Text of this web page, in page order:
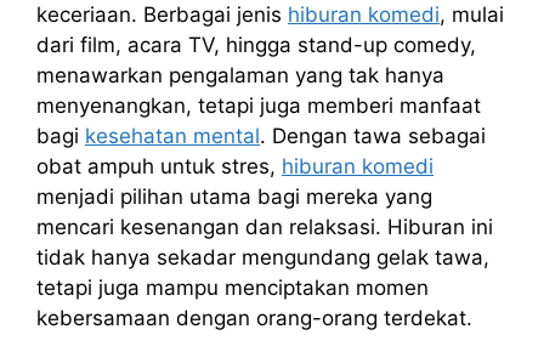
keceriaan. Berbagai jenis hiburan komedi, mulai
dari film, acara TV, hingga stand-up comedy,
menawarkan pengalaman yang tak hanya
menyenangkan, tetapi juga memberi manfaat
bagi kesehatan mental. Dengan tawa sebagai
obat ampuh untuk stres, hiburan komedi
menjadi pilihan utama bagi mereka yang
mencari kesenangan dan relaksasi. Hiburan ini
tidak hanya sekadar mengundang gelak tawa,
tetapi juga mampu menciptakan momen
kebersamaan dengan orang-orang terdekat.